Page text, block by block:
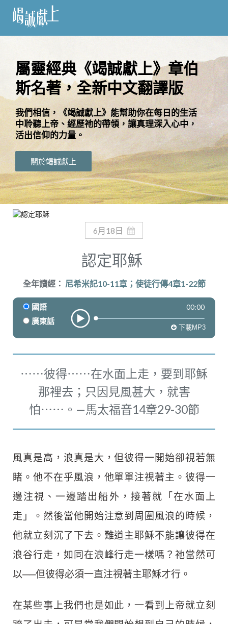
閱
語
言
關
於
竭
誠
獻
上
屬靈經典《竭誠獻上》章伯
斯名著，全新中文翻譯版
我們相信，《竭誠獻上》能幫助你在每日的生活
中聆聽上帝、經歷祂的帶領，讓真理深入心中，
活出信仰的力量。
關於竭誠獻上
6月18日
認定耶穌
全年讀經： 尼希米記10-11章；使徒行傳4章1-22節
國語
廣東話
00:00
下載MP3
⋯⋯彼得⋯⋯在水面上走，要到耶穌
那裡去；只因見風甚大，就害
怕⋯⋯。—馬太福音14章29-30節
風真是高，浪真是大，但彼得一開始卻視若無
睹。他不在乎風浪，他單單注視著主。彼得一
邊注視、一邊踏出船外，接著就「在水面上
走」。然後當他開始注意到周圍風浪的時候，
他就立刻沉了下去。難道主耶穌不能讓彼得在
浪谷行走，如同在浪峰行走一樣嗎？祂當然可
以──但彼得必須一直注視著主耶穌才行。
在某些事上我們也是如此，一看到上帝就立刻